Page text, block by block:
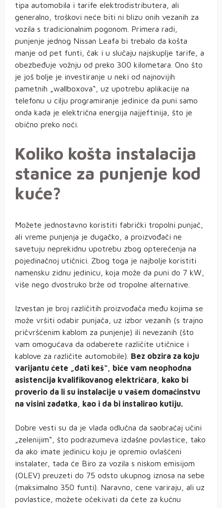
tipa automobila i tarife elektrodistributera, ali
generalno, troškovi neće biti ni blizu onih vezanih za
vozila s tradicionalnim pogonom. Primera radi,
punjenje jednog Nissan Leafa bi trebalo da košta
manje od pet funti, čak i u slučaju najskuplje tarife, a
obezbeđuje vožnju od preko 300 kilometara. Ono što
je još bolje je investiranje u neki od najnovijih
pametnih „wallboxova“, uz upotrebu aplikacije na
telefonu u cilju programiranje jedinice da puni samo
onda kada je električna energija najjeftinija, što je
obično preko noći.
Koliko košta instalacija
stanice za punjenje kod
kuće?
Možete jednostavno koristiti fabrički tropolni punjač,
ali vreme punjenja je dugačko, a proizvođači ne
savetuju neprekidnu upotrebu zbog opterećenja na
pojedinačnoj utičnici. Zbog toga je najbolje koristiti
namensku zidnu jedinicu, koja može da puni do 7 kW,
više nego dvostruko brže od tropolne alternative.
Izvestan je broj različitih proizvođača među kojima se
može vršiti odabir punjača, uz izbor vezanih (s trajno
pričvršćenim kablom za punjenje) ili nevezanih (što
vam omogućava da odaberete različite utičnice i
kablove za različite automobile). Bez obzira za koju
varijantu ćete „dati keš“, biće vam neophodna
asistencija kvalifikovanog električara, kako bi
proverio da li su instalacije u vašem domaćinstvu
na visini zadatka, kao i da bi instalirao kutiju.
Dobre vesti su da je vlada odlučna da saobraćaj učini
„zelenijim“, što podrazumeva izdašne povlastice, tako
da ako imate jedinicu koju je opremio ovlašćeni
instalater, tada će Biro za vozila s niskom emisijom
(OLEV) preuzeti do 75 odsto ukupnog iznosa na sebe
(maksimalno 350 funti). Naravno, cene variraju, ali uz
povlastice, možete očekivati da ćete za kućnu